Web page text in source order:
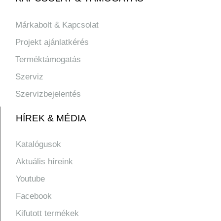
Márkabolt & Kapcsolat
Projekt ajánlatkérés
Terméktámogatás
Szerviz
Szervizbejelentés
HÍREK & MÉDIA
Katalógusok
Aktuális híreink
Youtube
Facebook
Kifutott termékek